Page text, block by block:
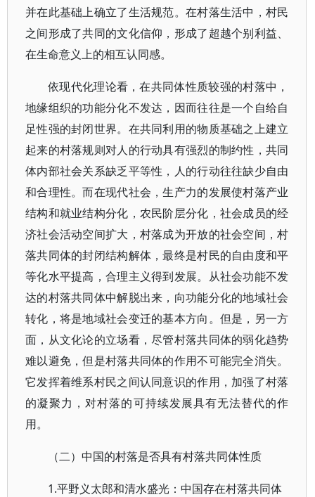
并在此基础上确立了生活规范。在村落生活中，村民
之间形成了共同的文化信仰，形成了超越个别利益、
在生命意义上的相互认同感。
依现代化理论看，在共同体性质较强的村落中，
地缘组织的功能分化不发达，因而往往是一个自给自
足性强的封闭世界。在共同利用的物质基础之上建立
起来的村落规则对人的行动具有强烈的制约性，共同
体内部社会关系缺乏平等性，人的行动往往缺少自由
和合理性。而在现代社会，生产力的发展使村落产业
结构和就业结构分化，农民阶层分化，社会成员的经
济社会活动空间扩大，村落成为开放的社会空间，村
落共同体的封闭结构解体，最终是村民的自由度和平
等化水平提高，合理主义得到发展。从社会功能不发
达的村落共同体中解脱出来，向功能分化的地域社会
转化，将是地域社会变迁的基本方向。但是，另一方
面，从文化论的立场看，尽管村落共同体的弱化趋势
难以避免，但是村落共同体的作用不可能完全消失。
它发挥着维系村民之间认同意识的作用，加强了村落
的凝聚力，对村落的可持续发展具有无法替代的作
用。
（二）中国的村落是否具有村落共同体性质
1.平野义太郎和清水盛光：中国存在村落共同体